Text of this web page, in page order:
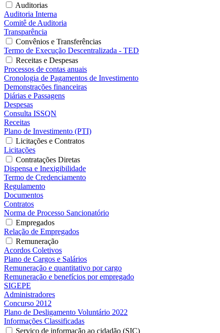
Auditorias
Auditoria Interna
Comitê de Auditoria
Transparência
Convênios e Transferências
Termo de Execução Descentralizada - TED
Receitas e Despesas
Processos de contas anuais
Cronologia de Pagamentos de Investimento
Demonstrações financeiras
Diárias e Passagens
Despesas
Consulta ISSQN
Receitas
Plano de Investimento (PTI)
Licitações e Contratos
Licitações
Contratações Diretas
Dispensa e Inexigibilidade
Termo de Credenciamento
Regulamento
Documentos
Contratos
Norma de Processo Sancionatório
Empregados
Relação de Empregados
Remuneração
Acordos Coletivos
Plano de Cargos e Salários
Remuneração e quantitativo por cargo
Remuneração e benefícios por empregado
SIGEPE
Administradores
Concurso 2012
Plano de Desligamento Voluntário 2022
Informações Classificadas
Serviço de informação ao cidadão (SIC)